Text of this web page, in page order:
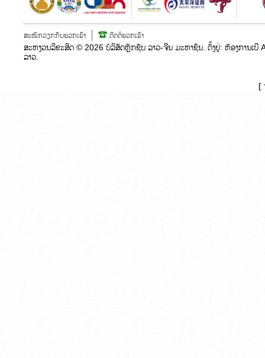
ສະໝັກວຽກກັບພວກເຮົາ ຕິດຕໍ່ພວກເຮົາ
ສະຫງວນລິຂະສິດ © 2026 ບໍລິສັດຫຼັກຊັບ ລາວ-ຈີນ ມະຫາຊົນ. ຕັ້ງຢູ່:​ ຫ້ອງການເບີ
ລາວ.
[